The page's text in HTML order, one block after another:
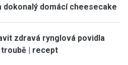
dokonalý domácí cheesecake
zdravá rynglová povidla
troubě | recept